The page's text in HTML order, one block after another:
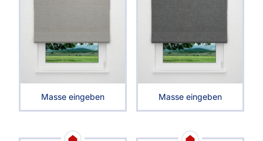
Masse eingeben Masse eingeben